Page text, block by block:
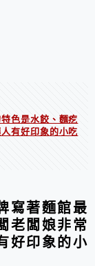
色是水餃、麵疙
有好印象的小吃
寫著麵館最
老闆娘非常
好印象的小